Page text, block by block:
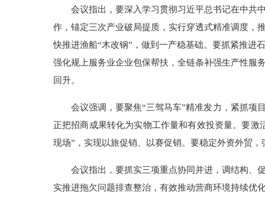
会议指出，要深入学习贯彻习近平总书记在中共
作，锚定三次产业破局提质，实行穿透式精准调度，
快推进渔船“木改钢”，做到一产稳基础。要抓紧推进
强化规上服务业企业包保帮扶，全链条补强生产性服
回升。
会议强调，要聚焦“三驾马车”精准发力，紧抓项
正把招商成果转化为实物工作量和有效投资量。要激
现场”，实现以旅促销、以赛促销。要稳定外资外贸
会议指出，要抓实三项重点协同并进，调结构、
实推进拖欠问题排查整治，有效推动营商环境持续优